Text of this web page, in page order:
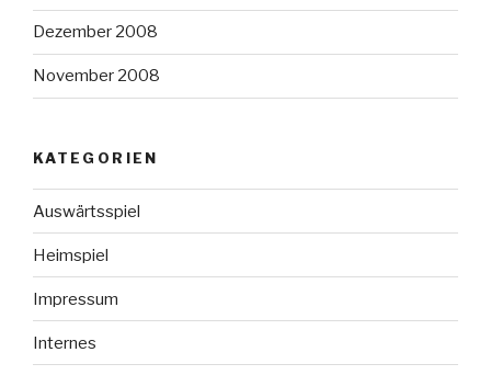
Dezember 2008
November 2008
KATEGORIEN
Auswärtsspiel
Heimspiel
Impressum
Internes